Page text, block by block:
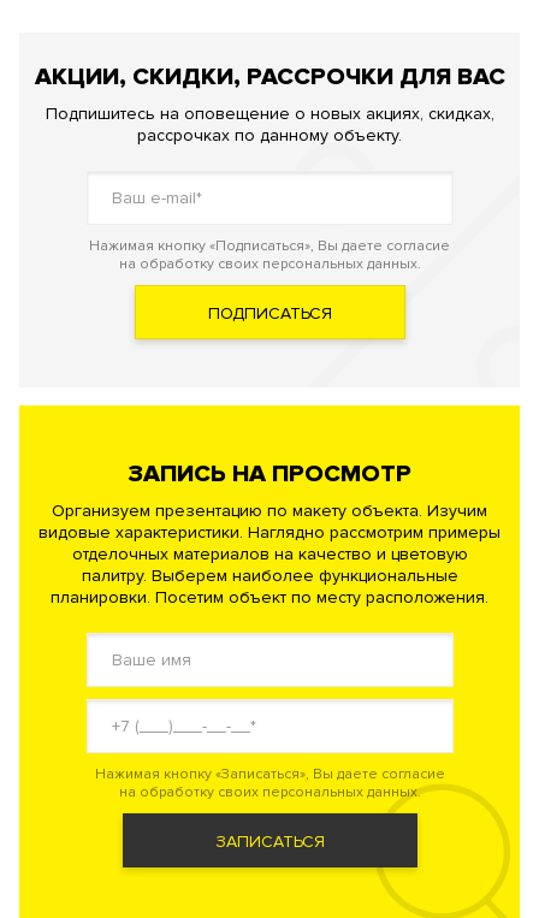
АКЦИИ, СКИДКИ, РАССРОЧКИ ДЛЯ ВАС
Подпишитесь на оповещение о новых акциях, скидках,
рассрочках по данному объекту.
Нажимая кнопку «Подписаться», Вы даете согласие
на обработку своих персональных данных.
ПОДПИСАТЬСЯ
ЗАПИСЬ НА ПРОСМОТР
Организуем презентацию по макету объекта. Изучим
видовые характеристики. Наглядно рассмотрим примеры
отделочных материалов на качество и цветовую
палитру. Выберем наиболее функциональные
планировки. Посетим объект по месту расположения.
Нажимая кнопку «Записаться», Вы даете согласие
на обработку своих персональных данных.
ЗАПИСАТЬСЯ